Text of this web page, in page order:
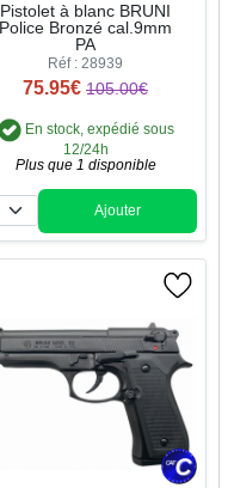
Pistolet à blanc BRUNI
Police Bronzé cal.9mm
PA
Réf : 28939
75.95€ 105.00€
En stock, expédié sous
12/24h
Plus que 1 disponible
Quantité
Ajouter